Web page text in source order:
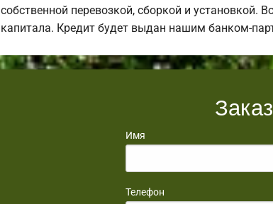
собственной перевозкой, сборкой и установкой.
капитала. Кредит будет выдан нашим банком-
Имя
Телефон